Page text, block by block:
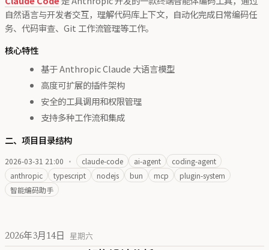
自然语言与开发者交互，理解代码库上下文，自动化完成日常编码任
务、代码审查、Git 工作流管理等工作。
核心特性
基于 Anthropic Claude 大语言模型
高度可扩展的插件架构
安全的工具调用和权限管理
支持多种工作流和集成
二、项目目录结构
2026-03-31 21:00 · claude-code ai-agent
coding-agent
anthropic
typescript nodejs bun mcp
plugin-system
智能编码助手
2026年3月14日 星期六